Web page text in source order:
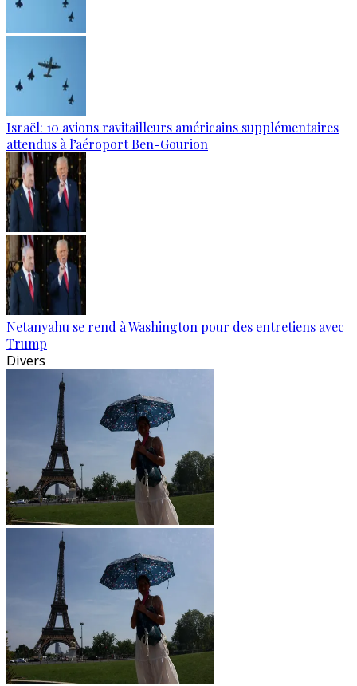
Israël: 10 avions ravitailleurs américains supplémentaires
attendus à l’aéroport Ben-Gourion
Netanyahu se rend à Washington pour des entretiens avec
Trump
Divers